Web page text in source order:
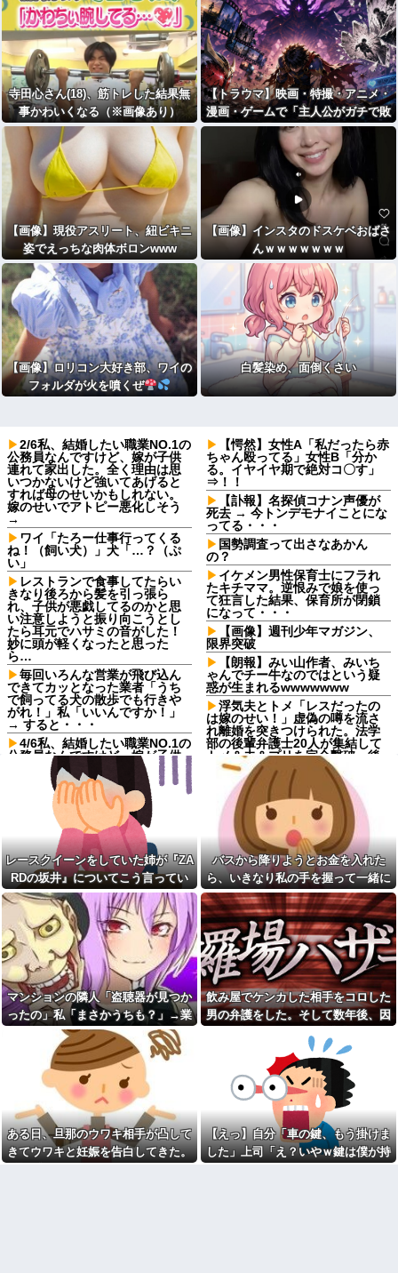
ｗ
寺田心さん(18)、筋トレした結果無
事かわいくなる（※画像あり）
【トラウマ】映画・特撮・アニメ・
漫画・ゲームで「主人公がガチで敗
北した回」と聞いて真っ先に思い浮
かぶのは？
【画像】現役アスリート、紐ビキニ
姿でえっちな肉体ボロンwww
【画像】インスタのドスケベおばさ
んｗｗｗｗｗｗｗ
【画像】ロリコン大好き部、ワイの
フォルダが火を噴くぜ
白髪染め、面倒くさい
2/6私、結婚したい職業NO.1の
公務員なんですけど、嫁が子供
連れて家出した。全く理由は思
いつかないけど強いてあげると
すれば母のせいかもしれない。
嫁のせいでアトピー悪化しそう
→
ワイ「たろー仕事行ってくる
ね！（飼い犬）」犬「…？（ぷ
い」
レストランで食事してたらい
きなり後ろから髪を引っ張ら
れ、子供が悪戯してるのかと思
い注意しようと振り向こうとし
たら耳元でハサミの音がした！
妙に頭が軽くなったと思った
ら…
毎回いろんな営業が飛び込ん
できてカッとなった業者「うち
で飼ってる犬の散歩でも行きや
がれ！」私「いいんですか！」
→ すると・・・
4/6私、結婚したい職業NO.1の
公務員なんですけど、嫁が子供
連れて家出した。全く理由は思
いつかないけど強いてあげると
すれば母のせいかもしれない。
嫁のせいでアトピー悪化しそう
レースクイーンをしていた姉
が『ZARDの坂井』についてこう
言っていた
【動画】手術中に熊本地震直
撃やばすぎる
【驚愕】マチアプで会った外
国人からまさかの『こう』言わ
れたんやがこれワイ詰み
か？？？？？？？
【緊急】今の若者に急増して
いる『コレ』依存、めちゃくち
ゃ深刻な模様w w w w w w w w
w w
みい山作者、みいちゃんでチ
ー牛なのではという疑惑が生ま
れるｗｗｗｗｗｗｗ
【画像】俺たちの姫本田望
結、久しぶりに画像を投稿した
結果→やっぱりワイらの姫だっ
たw w w w w w w w w w
飲み屋でケンカした相手をコ
ロした男の弁護をした。そして
数年後、因果応報を思わせる出
来事が…
【愕然】女性A「私だったら赤
ちゃん殴ってる」女性B「分か
る。イヤイヤ期で絶対コ〇す」
⇒！！
【訃報】名探偵コナン声優が
死去 → 今トンデモナイことにな
ってる・・・
国勢調査って出さなあかん
の？
イケメン男性保育士にフラれ
たキチママ。逆恨みで娘を使っ
て狂言した結果、保育所が閉鎖
になって・・・
【画像】週刊少年マガジン、
限界突破
【朗報】みい山作者、みいち
ゃんでチー牛なのではという疑
惑が生まれるwwwwwww
浮気夫とトメ「レスだったの
は嫁のせい！」虚偽の噂を流さ
れ離婚を突きつけられた。法学
部の後輩弁護士20人が集結して
トメ＆夫＆プリを完全撃破←後
輩たちを可愛がっていた恩が最
高形で返ってきた
ドラクエのゼシカとかいう人
気キャラwww他
【悲報】『自認レイブンクロ
ー』 ← こいつらのタチ悪い率は
異常
アマゾン売り上げ１位のスポ
ットクーラーを 安く買った 今日
設置する 予定だが多少でも涼し
くなったら良いな
【唖然】離婚した元旦那から
のメールがヤバすぎた結果ｗｗ
ｗｗ
【衝撃】京大病院で正常な脳
組織を誤摘出された50代女性、
手足も動かせず自発呼吸もでき
ない重篤状態に…「意識はあ
る」
【家族内争い】嫁のピアノを
兄嫁が欲しがり親も譲れと言い
出した結果…ｗｗｗｗ
【ヤバ過ぎ】有名生き物
YouTuber、不倫相手が未成年と
知ってドン引きの結末ｗｗｗｗ
PTA会長が事故で辞退→旦那
「妻の代わりに僕がやります」
→1年後…名物ガンコジジイを草
むしりに召喚、不登校児を学校
レースクイーンをしていた姉が『ZA
RDの坂井』についてこう言ってい
た
バスから降りようとお金を入れた
ら、いきなり私の手を握って一緒に
降りようとする子供がいた。手をほ
どこうとしても放してくれず...
マンションの隣人「盗聴器が見つか
ったの」私「まさかうちも？」→業
者に調査を依頼したら、犯人の正体
まで見えてきて…
飲み屋でケンカした相手をコロした
男の弁護をした。そして数年後、因
果応報を思わせる出来事が…
ある日、旦那のウワキ相手が凸して
きてウワキと妊娠を告白してきた。
【えっ】自分「車の鍵、もう掛けま
した」上司「え？いやｗ鍵は僕が持